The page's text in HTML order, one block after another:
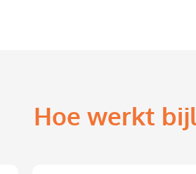
Hoe werkt